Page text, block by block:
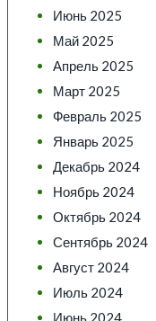
Июнь 2025
Май 2025
Апрель 2025
Март 2025
Февраль 2025
Январь 2025
Декабрь 2024
Ноябрь 2024
Октябрь 2024
Сентябрь 2024
Август 2024
Июль 2024
Июнь 2024